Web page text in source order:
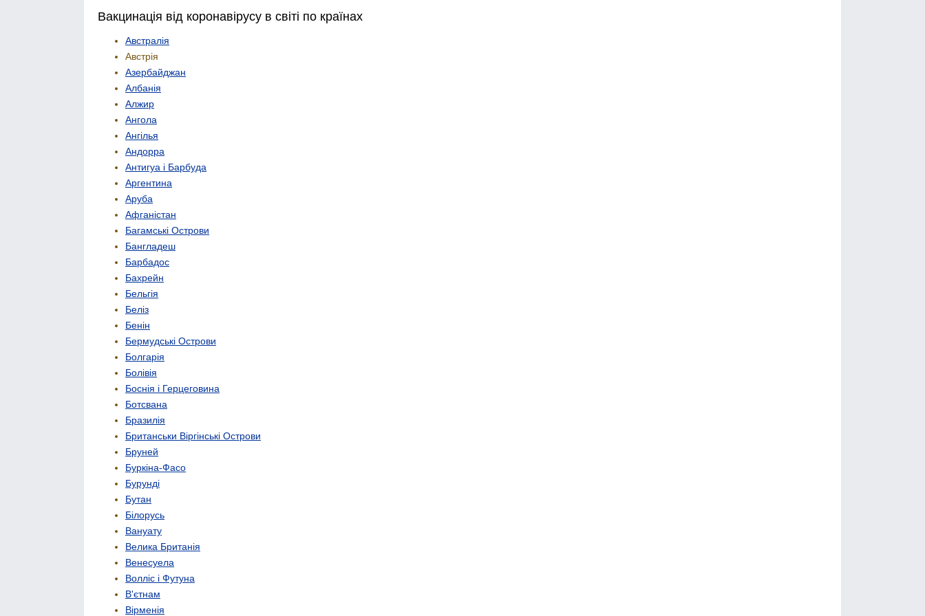
Вакцинація від коронавірусу в світі по країнах
Австралія
Австрія
Азербайджан
Албанія
Алжир
Ангола
Ангілья
Андорра
Антигуа і Барбуда
Аргентина
Аруба
Афганістан
Багамські Острови
Бангладеш
Барбадос
Бахрейн
Бельгія
Беліз
Бенін
Бермудські Острови
Болгарія
Болівія
Боснія і Герцеговина
Ботсвана
Бразилія
Британськи Віргінські Острови
Бруней
Буркіна-Фасо
Бурунді
Бутан
Білорусь
Вануату
Велика Британія
Венесуела
Волліс і Футуна
В'єтнам
Вірменія